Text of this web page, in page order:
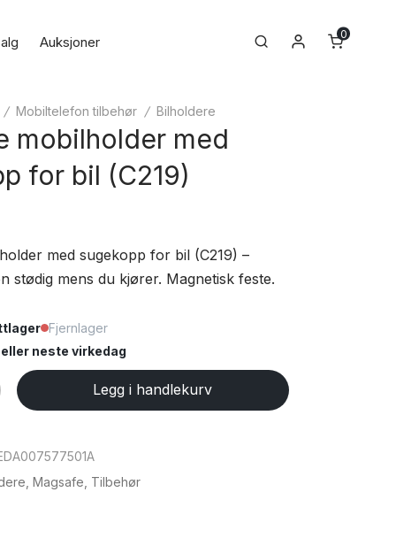
Auksjoner Search Min konto
0
/ Mobiltelefon tilbehør / Bilholdere
mobilholder med
for bil (C219)
med sugekopp for bil (C219) –
stødig mens du kjører. Magnetisk feste.
Fjernlager
neste virkedag
Legg i handlekurv
Magsafe Tilbehør